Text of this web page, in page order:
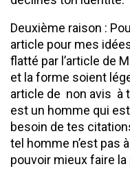
Deuxième raison :
article pour mes
flatté par l’article de
et la forme soient
article de non avis à
est un homme qui
besoin de tes
tel homme n’est pas
pouvoir mieux faire